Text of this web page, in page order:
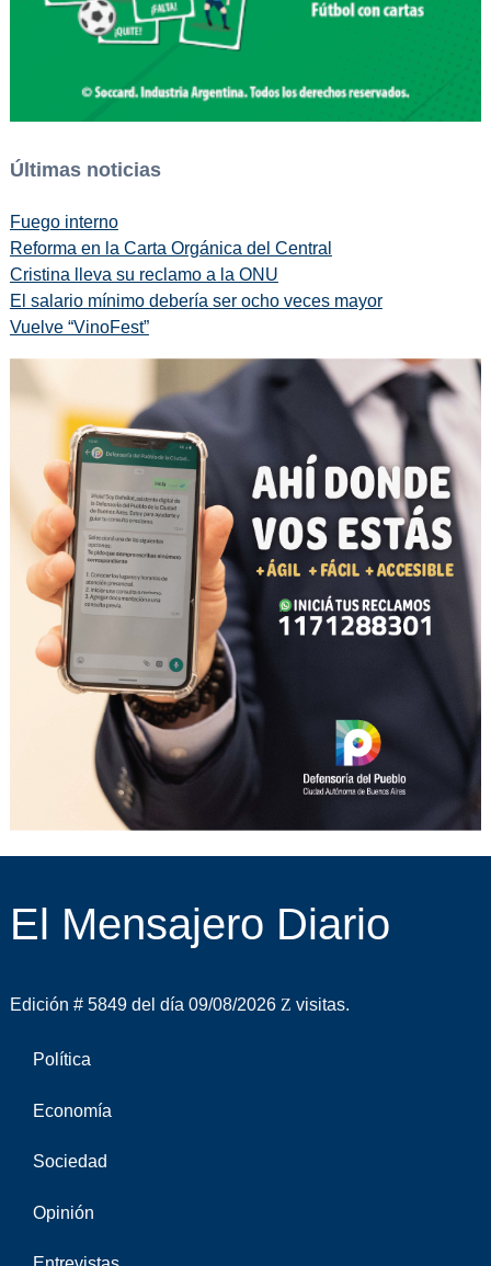
Últimas noticias
Fuego interno
Reforma en la Carta Orgánica del Central
Cristina lleva su reclamo a la ONU
El salario mínimo debería ser ocho veces mayor
Vuelve “VinoFest”
El Mensajero Diario
Edición # 5849 del día 09/08/2026 visitas.
Política
Economía
Sociedad
Opinión